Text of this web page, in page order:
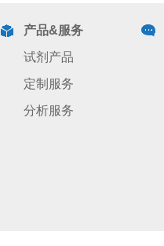
产品&服务
试剂产品
定制服务
分析服务